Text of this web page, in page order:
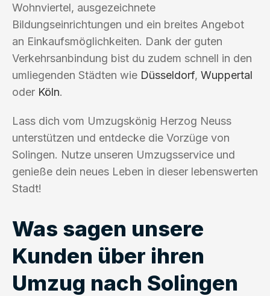
Wohnviertel, ausgezeichnete
Bildungseinrichtungen und ein breites Angebot
an Einkaufsmöglichkeiten. Dank der guten
Verkehrsanbindung bist du zudem schnell in den
umliegenden Städten wie Düsseldorf, Wuppertal
oder Köln.
Lass dich vom Umzugskönig Herzog Neuss
unterstützen und entdecke die Vorzüge von
Solingen. Nutze unseren Umzugsservice und
genieße dein neues Leben in dieser lebenswerten
Stadt!
Was sagen unsere
Kunden über ihren
Umzug nach Solingen